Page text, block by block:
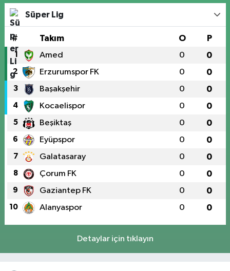
Süper Lig
# Takım O P
1 Amed 0 0
2 Erzurumspor FK 0 0
3 Başakşehir 0 0
4 Kocaelispor 0 0
5 Beşiktaş 0 0
6 Eyüpspor 0 0
7 Galatasaray 0 0
8 Çorum FK 0 0
9 Gaziantep FK 0 0
10 Alanyaspor 0 0
Detaylar için tıklayın